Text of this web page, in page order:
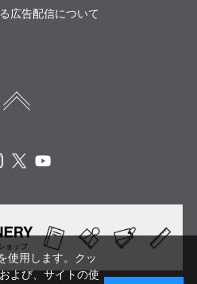
広告配信について
使用します。クッ
よび、サイトの使